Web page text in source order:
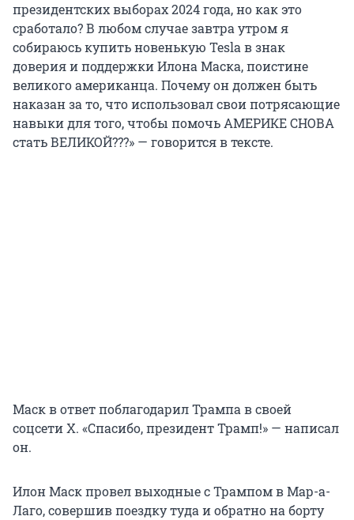
президентских выборах2024 года,но как это
сработало? В любом случае завтра утром я
собираюсь купить новенькую Tesla в знак
доверия и поддержки Илона Маска, поистине
великого американца. Почему он должен быть
наказан за то, что использовал свои потрясающие
навыки для того, чтобы помочь АМЕРИКЕ СНОВА
стать ВЕЛИКОЙ???» — говорится в тексте.
Маск в ответ поблагодарил Трампа в своей
соцсети X. «Спасибо, президент Трамп!» — написал
он.
Илон Маск провел выходные с Трампом в Мар-а-
Лаго, совершив поездку туда и обратно на борту